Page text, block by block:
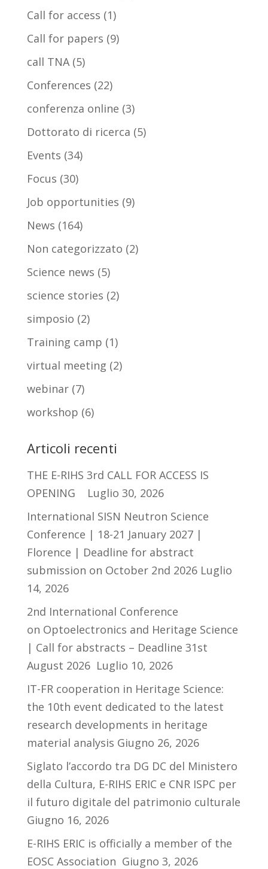
Call for access (1)
Call for papers (9)
call TNA(5)
Conferences (22)
conferenza online (3)
Dottorato di ricerca (5)
Events (34)
Focus (30)
Job opportunities (9)
News (164)
Non categorizzato (2)
Science news (5)
science stories (2)
simposio (2)
Training camp (1)
virtual meeting (2)
webinar(7)
workshop (6)
Articoli recenti
THE E-RIHS 3rd CALL FOR ACCESS IS
OPENING
Luglio 30, 2026
International SISN Neutron Science
Conference | 18-21 January 2027 |
Florence | Deadline for abstract
submission on October 2nd 2026 Luglio
14, 2026
2nd International Conference
on Optoelectronics and Heritage Science
| Call for abstracts – Deadline 31st
August 2026 Luglio 10, 2026
IT-FR cooperation in Heritage Science:
the 10th event dedicated to the latest
research developments in heritage
material analysis Giugno 26, 2026
Siglato l’accordo tra DG DC del Ministero
della Cultura, E-RIHS ERIC e CNR ISPC per
il futuro digitale del patrimonio culturale
Giugno 16, 2026
E-RIHS ERIC is officially a member of the
EOSC Association Giugno 3, 2026